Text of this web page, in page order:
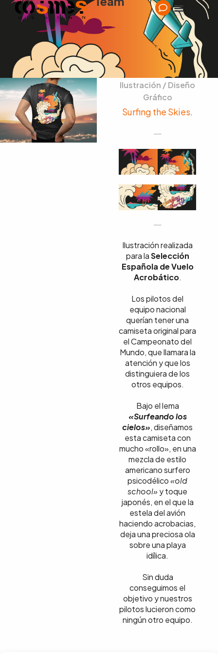
Ilustración / Diseño
Gráfico
Surfing the Skies.
Ilustración realizada
para laSelección
Española de Vuelo
Acrobático.
Los pilotos del
equipo nacional
querían tener una
camiseta original para
el Campeonato del
Mundo, que llamara la
atención y que los
distinguiera de los
otros equipos.
Bajo el lema
«Surfeando los
cielos», diseñamos
esta camiseta con
mucho «rollo», en una
mezcla de estilo
americano surfero
psicodélico«old
school» y toque
japonés, en el que la
estela del avión
haciendo acrobacias,
deja una preciosa ola
sobre una playa
idílica.
Sin duda
conseguimos el
objetivo y nuestros
pilotos lucieron como
ningún otro equipo.